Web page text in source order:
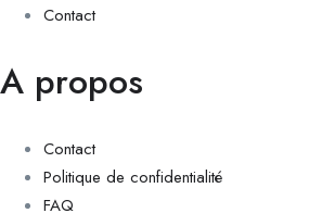
Contact
A propos
Contact
Politique de confidentialité
FAQ